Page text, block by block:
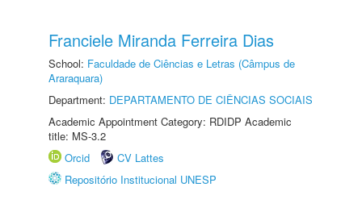
Franciele Miranda Ferreira Dias
School: Faculdade de Ciências e Letras (Câmpus de
Araraquara)
Department: DEPARTAMENTO DE CIÊNCIAS SOCIAIS
Academic Appointment Category: RDIDP Academic
title: MS-3.2
Orcid
CV Lattes
Repositório Institucional UNESP